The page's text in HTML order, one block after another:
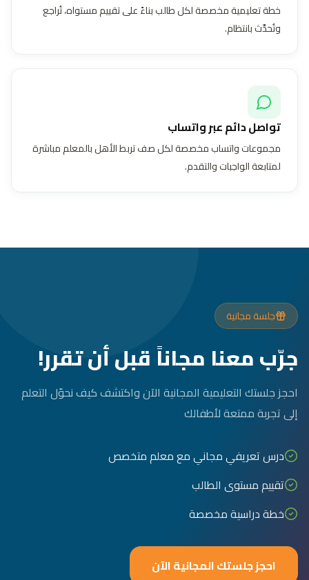
خطة تعليمية مخصصة لكل طالب بناءً على تقييم مستواه، تُراجع
وتُحدَّث بانتظام.
تواصل دائم عبر واتساب
مجموعات واتساب مخصصة لكل صف تربط الأهل بالمعلم مباشرة
لمتابعة الواجبات والتقدم.
جلسة مجانية
جرّب معنا مجاناً قبل أن تقرر!
احجز جلستك التعليمية المجانية الآن واكتشف كيف نحوّل التعلم
إلى تجربة ممتعة لأطفالك
درس تعريفي مجاني مع معلم متخصص
تقييم مستوى الطالب
خطة دراسية مخصصة
احجز جلستك المجانية الآن